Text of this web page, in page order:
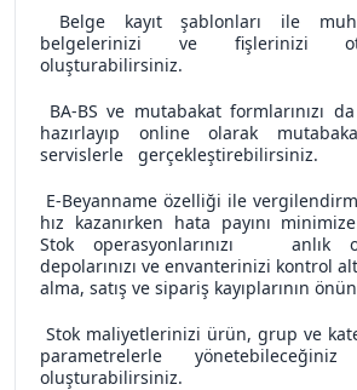
Belge kayıt şablonları ile
belgelerinizi ve fişlerinizi
oluşturabilirsiniz.
BA-BS ve mutabakat formlarınızı
hazırlayıp online olarak
servislerle gerçekleştirebilirsiniz.
E-Beyanname özelliği ile
hız kazanırken hata payını
Stok operasyonlarınızı anlık
depolarınızı ve envanterinizi kontrol
alma, satış ve sipariş kayıplarının
Stok maliyetlerinizi ürün, grup ve
parametrelerle
oluşturabilirsiniz.